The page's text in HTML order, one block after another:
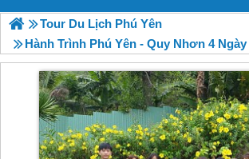
Tour Du Lịch Phú Yên
Hành Trình Phú Yên - Quy Nhơn 4